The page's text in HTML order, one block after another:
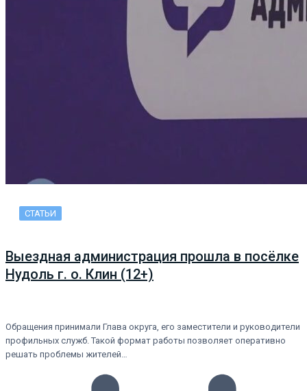
СТАТЬИ
Выездная администрация прошла в посёлке
Нудоль г. о. Клин (12+)
Обращения принимали Глава округа, его заместители и руководители
профильных служб. Такой формат работы позволяет оперативно
решать проблемы жителей…